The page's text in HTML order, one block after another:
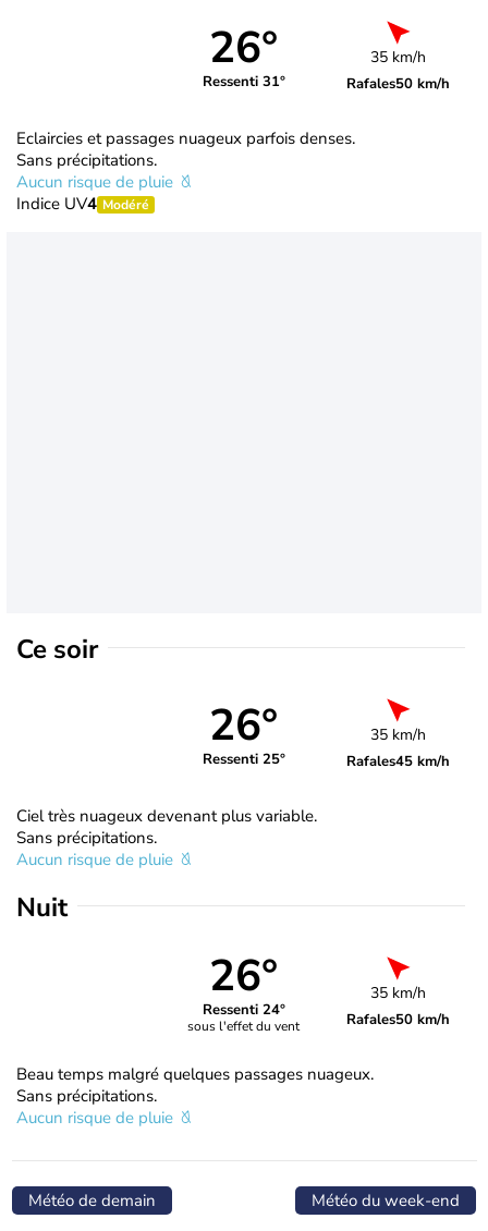
26°
Ressenti 31°
35 km/h
Rafales50 km/h
Eclaircies et passages nuageux parfois denses.
Sans précipitations.
Aucun risque de pluie
Indice UV4 Modéré
Ce soir
26°
Ressenti 25°
35 km/h
Rafales45 km/h
Ciel très nuageux devenant plus variable.
Sans précipitations.
Aucun risque de pluie
Nuit
26°
Ressenti 24°
sous l'effet du vent
35 km/h
Rafales50 km/h
Beau temps malgré quelques passages nuageux.
Sans précipitations.
Aucun risque de pluie
Météo de demain Météo du week-end